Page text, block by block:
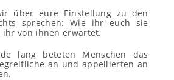
über eure Einstellung zu den
sprechen: Wie ihr euch sie
von ihnen erwartet.
lang beteten Menschen das
an und appellierten an